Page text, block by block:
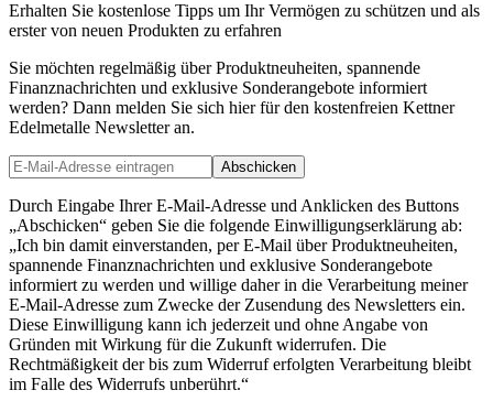
Erhalten Sie kostenlose Tipps um Ihr Vermögen zu schützen und als
erster von neuen Produkten zu erfahren
Sie möchten regelmäßig über Produktneuheiten, spannende
Finanznachrichten und exklusive Sonderangebote informiert
werden? Dann melden Sie sich hier für den kostenfreien Kettner
Edelmetalle Newsletter an.
Abschicken
Durch Eingabe Ihrer E-Mail-Adresse und Anklicken des Buttons
„Abschicken“ geben Sie die folgende Einwilligungserklärung ab:
„Ich bin damit einverstanden, per E-Mail über Produktneuheiten,
spannende Finanznachrichten und exklusive Sonderangebote
informiert zu werden und willige daher in die Verarbeitung meiner
E-Mail-Adresse zum Zwecke der Zusendung des Newsletters ein.
Diese Einwilligung kann ich jederzeit und ohne Angabe von
Gründen mit Wirkung für die Zukunft widerrufen. Die
Rechtmäßigkeit der bis zum Widerruf erfolgten Verarbeitung bleibt
im Falle des Widerrufs unberührt.“